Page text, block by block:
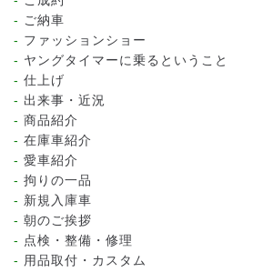
ご納車
ファッションショー
ヤングタイマーに乗るということ
仕上げ
出来事・近況
商品紹介
在庫車紹介
愛車紹介
拘りの一品
新規入庫車
朝のご挨拶
点検・整備・修理
用品取付・カスタム